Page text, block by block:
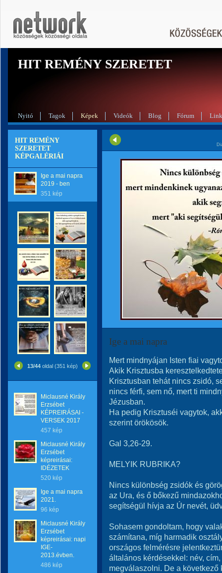
HIT REMÉNY SZERETET
Nyitó Tagok Képek Videók Blog Fórum
HIT REMÉNY
SZERETET
KÉPGALÉRIÁI
Ige a mai napra
2019 - ben
351 kép
13/44 oldal (351 kép)
Miclausné Király
Erzsébet
KÉPREIRÁSAI -
VERSEK 2017
457 kép
Miclausné Király
Erzsébet
képreirásai:
IDÉZETEK
520 kép
Ige a mai napra
2021.
96 kép
Miclausné Király
Erzsébet
képreirásai: napi
IGE-
2013.évben.
486 kép
Ige a mai napra
Mert mindnyájan Isten fiai
Akik Krisztusba
Krisztusban tehát nincs zsidó,
nincs férfi, sem nő, mert ti
Jézusban.
Ha pedig Krisztuséi vagytok,
szerint örökösök.
Gal 3,26-29.
MELYIK RUBRIKA?
Nincs különbség zsidók és
az Ura, és ő bőkezű
segítségül hívja az Úr nevét,
Sohasem gondoltam, hogy
számítana, míg harmadik
országos felmérésre
általános kérdésekkel: név,
megválaszolni. De a következő